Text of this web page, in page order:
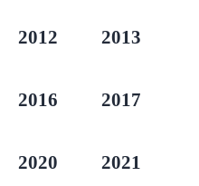
2012 2013
2016 2017
2020 2021